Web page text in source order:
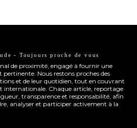
- Toujours proche de vous
de proximité, engagé à fournir une
Nous restons proches des
et de leur quotidien, tout en couvrant
internationale. Chaque article, reportage
transparence et responsabilité, afin
analyser et participer activement à la